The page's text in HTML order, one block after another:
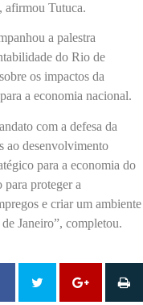
afirmou Tutuca.
a palestra
do Rio de
os impactos da
a economia nacional.
com a defesa da
ao desenvolvimento
para a economia do
para proteger a
e criar um ambiente
Janeiro”, completou.